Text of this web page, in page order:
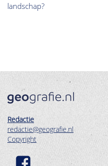
landschap?
Redactie
redactie@geografie.nl
Copyright